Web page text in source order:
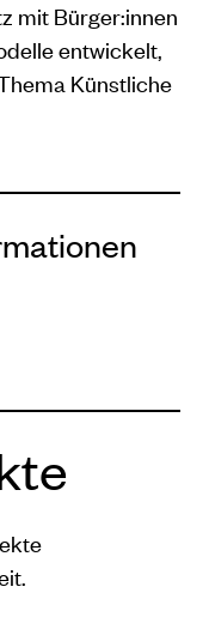
mit Bürger:innen
entwickelt,
Künstliche